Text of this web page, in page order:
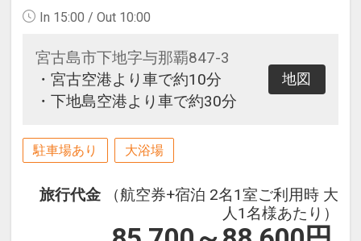
In 15:00 / Out 10:00
宮古島市下地字与那覇847-3
・宮古空港より車で約10分
・下地島空港より車で約30分
地図
駐車場あり 大浴場
旅行代金
（航空券+宿泊 2名1室ご利用時 大
人1名様あたり）